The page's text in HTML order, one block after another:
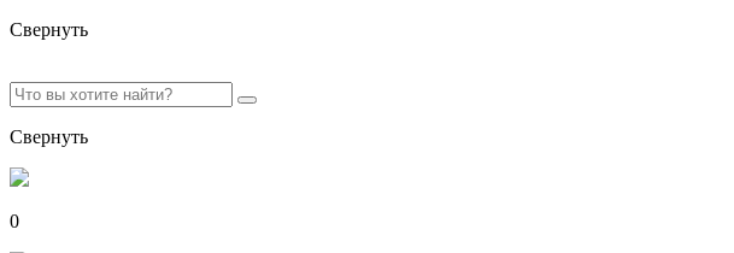
Свернуть
Свернуть
0